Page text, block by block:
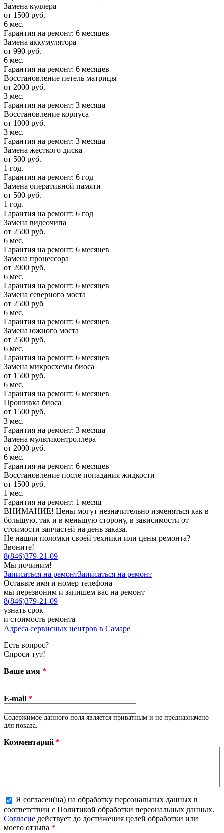
Замена куллера
от 1500 руб.
6 мес.
Гарантия на ремонт: 6 месяцев
Замена аккумулятора
от 990 руб.
6 мес.
Гарантия на ремонт: 6 месяцев
Восстановление петель матрицы
от 2000 руб.
3 мес.
Гарантия на ремонт: 3 месяца
Восстановление корпуса
от 1000 руб.
3 мес.
Гарантия на ремонт: 3 месяца
Замена жесткого диска
от 500 руб.
1 год.
Гарантия на ремонт: 6 год
Замена оперативной памяти
от 500 руб.
1 год.
Гарантия на ремонт: 6 год
Замена видеочипа
от 2500 руб.
6 мес.
Гарантия на ремонт: 6 месяцев
Замена процессора
от 2000 руб.
6 мес.
Гарантия на ремонт: 6 месяцев
Замена северного моста
от 2500 руб
6 мес.
Гарантия на ремонт: 6 месяцев
Замена южного моста
от 2500 руб.
6 мес.
Гарантия на ремонт: 6 месяцев
Замена микросхемы биоса
от 1500 руб.
6 мес.
Гарантия на ремонт: 6 месяцев
Прошивка биоса
от 1500 руб.
3 мес.
Гарантия на ремонт: 3 месяца
Замена мультиконтроллера
от 2000 руб.
6 мес.
Гарантия на ремонт: 6 месяцев
Восстановление после попадания жидкости
от 1500 руб.
1 мес.
Гарантия на ремонт: 1 месяц
ВНИМАНИЕ! Цены могут незначительно изменяться как в
большую, так и в меньшую сторону, в зависимости от
стоимости запчастей на день заказа.
Не нашли поломки своей техники или цены ремонта?
Звоните!
8(846)379-21-09
Мы починим!
Записаться на ремонтЗаписаться на ремонт
Оставьте имя и номер телефона
мы перезвоним и запишем вас на ремонт
8(846)379-21-09
узнать срок
и стоимость ремонта
Адреса сервисных центров в Самаре
Есть вопрос?
Спроси тут!
Ваше имя *
E-mail *
Содержимое данного поля является приватным и не предназначено
для показа.
Комментарий *
Более подробная информация о текстовых
форматах
Я согласен(на) на обработку персональных данных в
соответствии с Политикой обработки персональных данных.
Согласие действует до достижения целей обработки или
моего отзыва *